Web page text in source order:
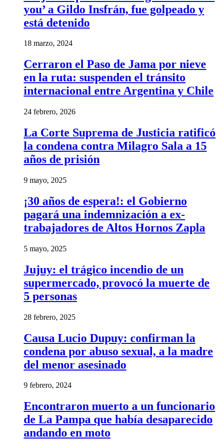
you’ a Gildo Insfrán, fue golpeado y
está detenido
18 marzo, 2024
Cerraron el Paso de Jama por nieve
en la ruta: suspenden el tránsito
internacional entre Argentina y Chile
24 febrero, 2026
La Corte Suprema de Justicia ratificó
la condena contra Milagro Sala a 15
años de prisión
9 mayo, 2025
¡30 años de espera!: el Gobierno
pagará una indemnización a ex-
trabajadores de Altos Hornos Zapla
5 mayo, 2025
Jujuy: el trágico incendio de un
supermercado, provocó la muerte de
5 personas
28 febrero, 2025
Causa Lucio Dupuy: confirman la
condena por abuso sexual, a la madre
del menor asesinado
9 febrero, 2024
Encontraron muerto a un funcionario
de La Pampa que había desaparecido
andando en moto